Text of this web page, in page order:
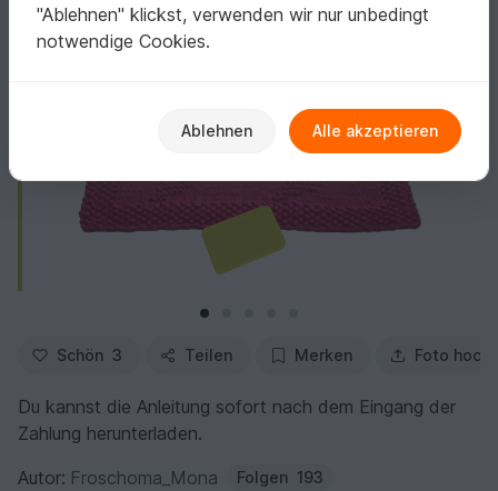
Schön 3 Teilen Merken Foto
Du kannst die Anleitung sofort nach dem Eingang der
Zahlung herunterladen.
Autor: Froschoma_Mona Folgen 193
"Ablehnen" klickst, verwenden wir nur unbedingt
notwendige Cookies.
Ablehnen Alle akzeptieren